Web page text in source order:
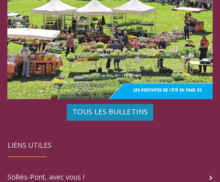
TOUS LES BULLETINS
LIENS UTILES
Solliès-Pont, avec vous !